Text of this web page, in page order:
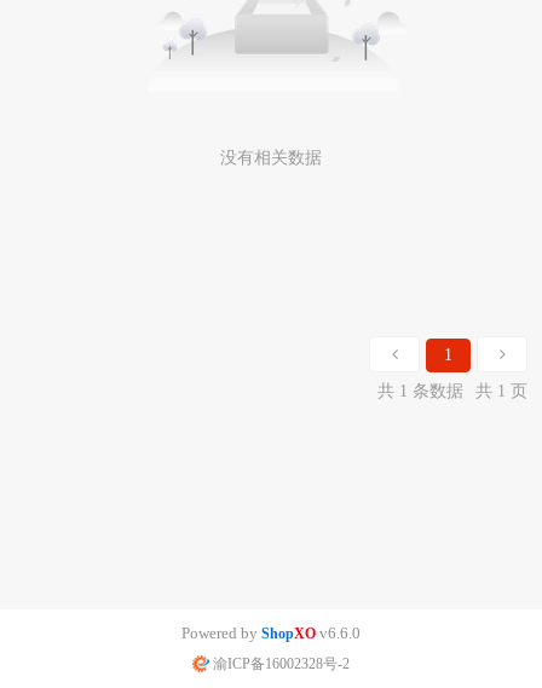
没有相关数据
1
共 1 条数据
共 1 页
Powered by ShopXO v6.6.0
渝ICP备16002328号-2